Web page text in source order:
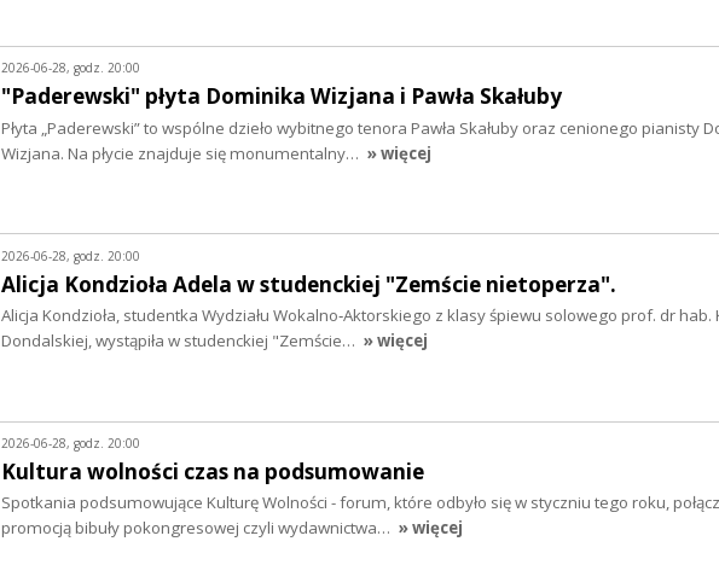
2026-06-28, godz. 20:00
"Paderewski" płyta Dominika Wizjana i Pawła Skałuby
Płyta „Paderewski” to wspólne dzieło wybitnego tenora Pawła Skałuby oraz cenionego pianisty
Wizjana. Na płycie znajduje się monumentalny… » więcej
2026-06-28, godz. 20:00
Alicja Kondzioła Adela w studenckiej "Zemście nietoperza".
Alicja Kondzioła, studentka Wydziału Wokalno‑Aktorskiego z klasy śpiewu solowego prof. dr hab.
Dondalskiej, wystąpiła w studenckiej "Zemście… » więcej
2026-06-28, godz. 20:00
Kultura wolności czas na podsumowanie
Spotkania podsumowujące Kulturę Wolności - forum, które odbyło się w styczniu tego roku,
promocją bibuły pokongresowej czyli wydawnictwa… » więcej